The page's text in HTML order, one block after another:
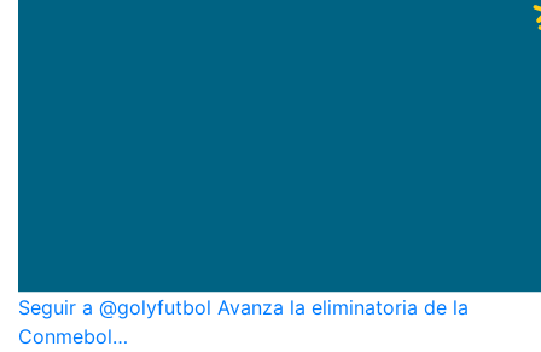
Seguir a @golyfutbol Avanza la eliminatoria de la
Conmebol…